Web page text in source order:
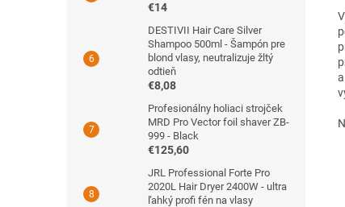
€14
DESTIVII Hair Care Silver
Shampoo 500ml - Šampón pre
blond vlasy, neutralizuje žltý
odtieň
€8,08
Profesionálny holiaci strojček
MRD Pro Vector foil shaver ZB-
999 - Black
€125,60
JRL Professional Forte Pro
2020L Hair Dryer 2400W - ultra
ľahký profi fén na vlasy